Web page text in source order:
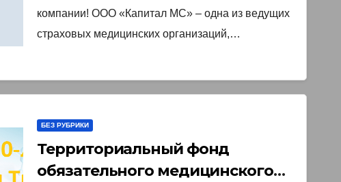
компании! ООО «Капитал МС» – одна из ведущих
страховых медицинских организаций,…
БЕЗ РУБРИКИ
Территориальный фонд
обязательного медицинского